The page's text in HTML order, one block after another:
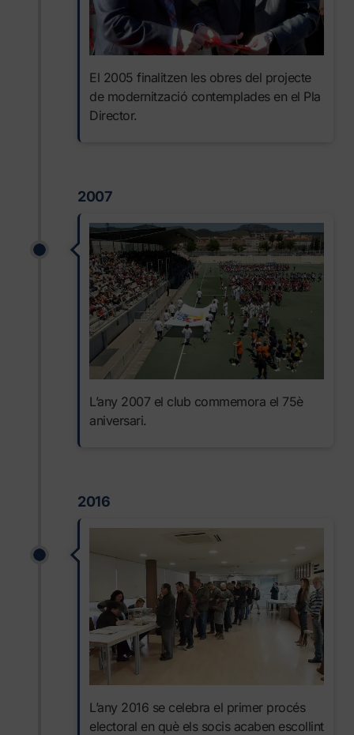
El 2005 finalitzen les obres del projecte
de modernització contemplades en el Pla
Director.
2007
L’any 2007 el club commemora el 75è
aniversari.
2016
L’any 2016 se celebra el primer procés
electoral en què els socis acaben escollint